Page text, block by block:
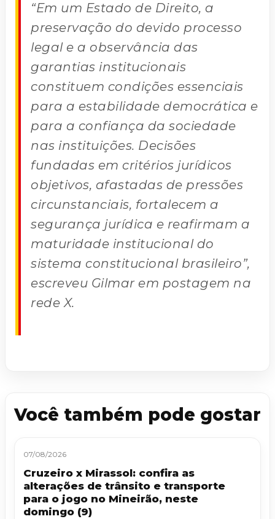
“Em um Estado de Direito, a
preservação do devido processo
legal e a observância das
garantias institucionais
constituem condições essenciais
para a estabilidade democrática e
para a confiança da sociedade
nas instituições. Decisões
fundadas em critérios jurídicos
objetivos, afastadas de pressões
circunstanciais, fortalecem a
segurança jurídica e reafirmam a
maturidade institucional do
sistema constitucional brasileiro”,
escreveu Gilmar em postagem na
rede X.
Você também pode gostar
07/08/2026
Cruzeiro x Mirassol: confira as
alterações de trânsito e transporte
para o jogo no Mineirão, neste
domingo (9)